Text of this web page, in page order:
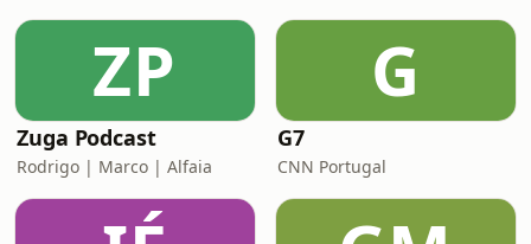
ZP
Zuga Podcast
Rodrigo | Marco | Alfaia
G
G7
CNN Portugal